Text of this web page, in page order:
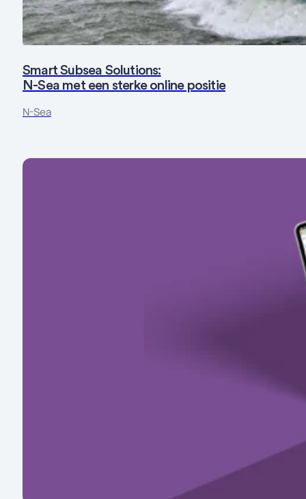
Smart Subsea Solutions:
N-Sea met een sterke online positie
N-SeaFotografie